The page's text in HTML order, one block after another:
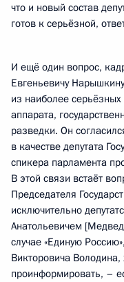
что и новый состав
готов к серьёзной,
И ещё один вопрос,
Евгеньевичу
из наиболее серьёзных
аппарата,
разведки. Он
в качестве депутата
спикера парламента
В этой связи встаёт
Председателя
исключительно
Анатольевичем
случае «Единую
Викторовича Володина,
проинформировать, –